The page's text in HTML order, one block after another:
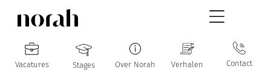
Vacatures Stages Over Norah Verhalen Contact